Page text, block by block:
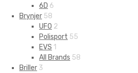
6D 6
Brynjer 58
UFO 2
Polisport 55
EVS 1
All Brands 58
Briller 3